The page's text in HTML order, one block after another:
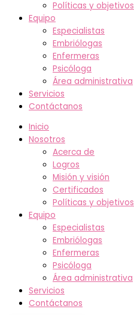
Políticas y objetivos
Equipo
Especialistas
Embriólogas
Enfermeras
Psicóloga
Área administrativa
Servicios
Contáctanos
Inicio
Nosotros
Acerca de
Logros
Misión y visión
Certificados
Políticas y objetivos
Equipo
Especialistas
Embriólogas
Enfermeras
Psicóloga
Área administrativa
Servicios
Contáctanos